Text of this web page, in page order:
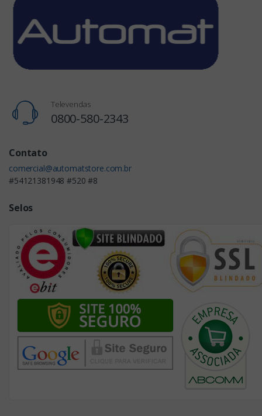
Televendas
0800-580-2343
Contato
comercial@automatstore.com.br
#54121381948 #520 #8
Selos